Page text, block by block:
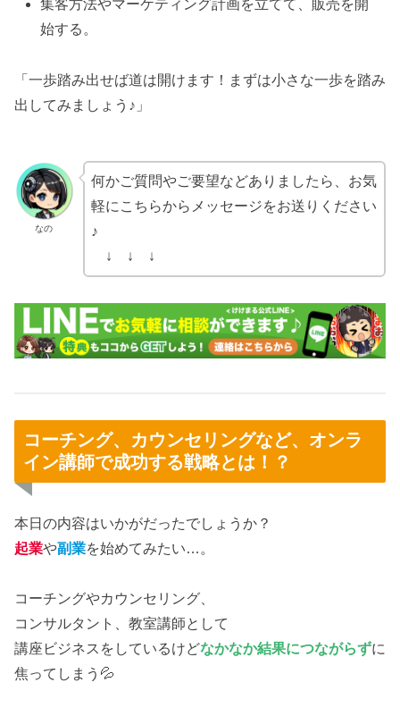
集客方法やマーケティング計画を立てて、販売を開
始する。
「一歩踏み出せば道は開けます！まずは小さな一歩を踏み
出してみましょう♪」
なの
何かご質問やご要望などありましたら、お気
軽にこちらからメッセージをお送りください
♪
↓ ↓ ↓
コーチング、カウンセリングなど、オンラ
イン講師で成功する戦略とは！？
本日の内容はいかがだったでしょうか？
起業や副業を始めてみたい…。
コーチングやカウンセリング、
コンサルタント、教室講師として
講座ビジネスをしているけどなかなか結果につながらずに
焦ってしまう💦